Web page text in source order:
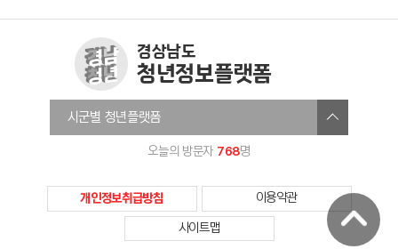
경상남도
청년정보플랫폼
개인정보취급방침 이용약관
사이트맵
창원청년정보플랫폼
진주시청년온라인플랫폼
김해청년다움
시군별 청년플랫폼
오늘의 방문자 768명